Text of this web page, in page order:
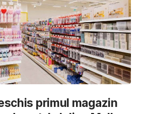
primul magazin